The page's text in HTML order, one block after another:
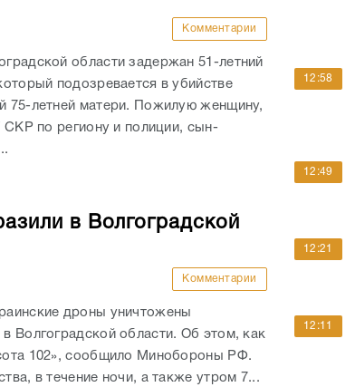
Комментарии
области задержан 51-летний
подозревается в убийстве
75-летней матери. Пожилую женщину,
СКР по региону и полиции, сын-
в Волгоградской
Комментарии
дроны уничтожены
Волгоградской области. Об этом, как
102», сообщило Минобороны РФ.
в течение ночи, а также утром 7...
12:58
12:49
12:21
12:11